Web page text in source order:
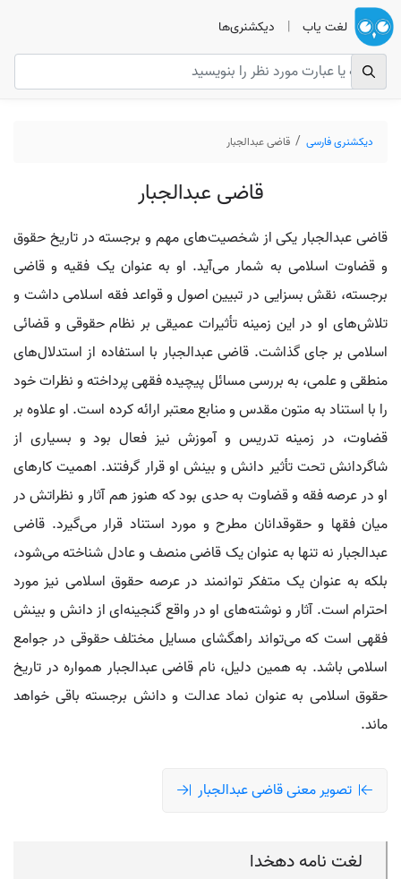
لغت یاب | دیکشنری‌ها
دیکشنری فارسی قاضی عبدالجبار
قاضی عبدالجبار
قاضی عبدالجبار یکی از شخصیت‌های مهم و برجسته در تاریخ حقوق
و قضاوت اسلامی به شمار می‌آید. او به عنوان یک فقیه و قاضی
برجسته، نقش بسزایی در تبیین اصول و قواعد فقه اسلامی داشت و
تلاش‌های او در این زمینه تأثیرات عمیقی بر نظام حقوقی و قضائی
اسلامی بر جای گذاشت. قاضی عبدالجبار با استفاده از استدلال‌های
منطقی و علمی، به بررسی مسائل پیچیده فقهی پرداخته و نظرات خود
را با استناد به متون مقدس و منابع معتبر ارائه کرده است. او علاوه بر
قضاوت، در زمینه تدریس و آموزش نیز فعال بود و بسیاری از
شاگردانش تحت تأثیر دانش و بینش او قرار گرفتند. اهمیت کارهای
او در عرصه فقه و قضاوت به حدی بود که هنوز هم آثار و نظراتش در
میان فقها و حقوقدانان مطرح و مورد استناد قرار می‌گیرد. قاضی
عبدالجبار نه تنها به عنوان یک قاضی منصف و عادل شناخته می‌شود،
بلکه به عنوان یک متفکر توانمند در عرصه حقوق اسلامی نیز مورد
احترام است. آثار و نوشته‌های او در واقع گنجینه‌ای از دانش و بینش
فقهی است که می‌تواند راهگشای مسایل مختلف حقوقی در جوامع
اسلامی باشد. به همین دلیل، نام قاضی عبدالجبار همواره در تاریخ
حقوق اسلامی به عنوان نماد عدالت و دانش برجسته باقی خواهد
ماند.
تصویر معنی قاضی عبدالجبار
لغت نامه دهخدا